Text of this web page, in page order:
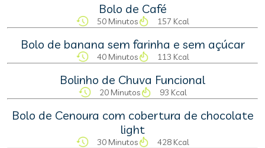
Bolo de Café
50 Minutos 157 Kcal
Bolo de banana sem farinha e sem açúcar
40 Minutos 113 Kcal
Bolinho de Chuva Funcional
20 Minutos 93 Kcal
Bolo de Cenoura com cobertura de chocolate
light
30 Minutos 428 Kcal